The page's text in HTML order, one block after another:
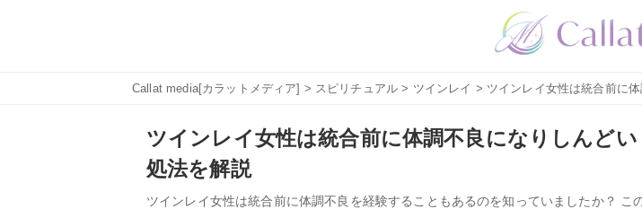
Callat media[カラットメディア] > スピリチュアル > ツインレイ > ツインレイ女性は統合前に
ツインレイ女性は統合前に体調不良になりしんどい
処法を解説
ツインレイ女性は統合前に体調不良を経験することもあるのを知っていましたか？ こ